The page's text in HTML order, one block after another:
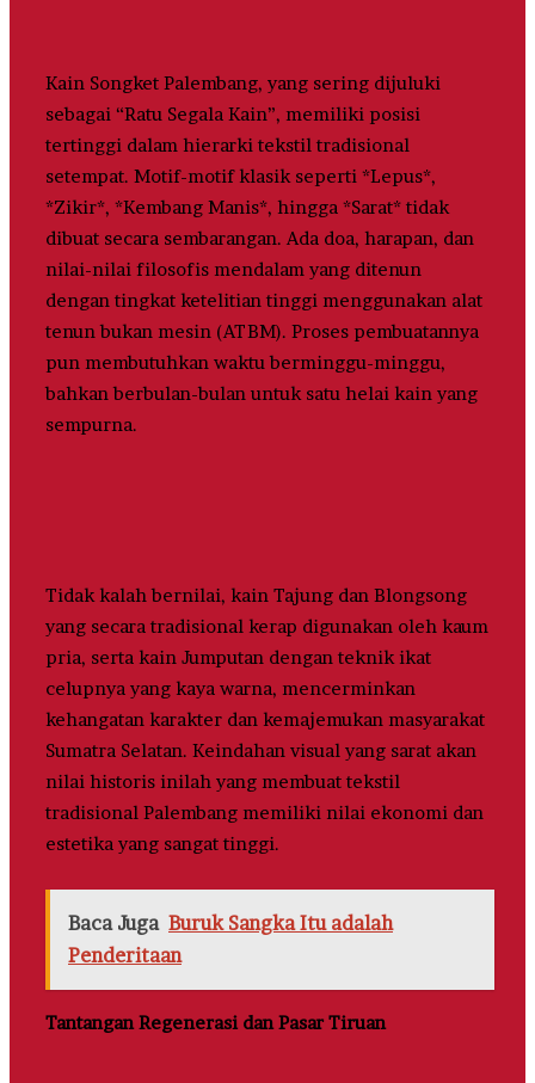
Kain Songket Palembang, yang sering dijuluki
sebagai “Ratu Segala Kain”, memiliki posisi
tertinggi dalam hierarki tekstil tradisional
setempat. Motif-motif klasik seperti *Lepus*,
*Zikir*, *Kembang Manis*, hingga *Sarat* tidak
dibuat secara sembarangan. Ada doa, harapan, dan
nilai-nilai filosofis mendalam yang ditenun
dengan tingkat ketelitian tinggi menggunakan alat
tenun bukan mesin (ATBM). Proses pembuatannya
pun membutuhkan waktu berminggu-minggu,
bahkan berbulan-bulan untuk satu helai kain yang
sempurna.
Tidak kalah bernilai, kain Tajung dan Blongsong
yang secara tradisional kerap digunakan oleh kaum
pria, serta kain Jumputan dengan teknik ikat
celupnya yang kaya warna, mencerminkan
kehangatan karakter dan kemajemukan masyarakat
Sumatra Selatan. Keindahan visual yang sarat akan
nilai historis inilah yang membuat tekstil
tradisional Palembang memiliki nilai ekonomi dan
estetika yang sangat tinggi.
Baca Juga Buruk Sangka Itu adalah
Penderitaan
Tantangan Regenerasi dan Pasar Tiruan